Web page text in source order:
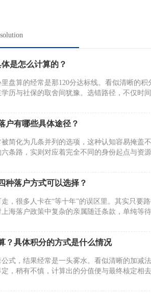
体是怎么计算的？
盘算的经常是那120分达标线。看似清晰的积
历与社保的取舍间犹豫。选错路径，不仅时
户有哪些具体途径？
简化为几条并列的选项，这种认知容易掩盖
条路，实则对应着完全不同的身份起点与资
种落户方式可以选择？
，很多人卡在“等十年”的误区里。其实只要路
海落户政策中复杂的亲属随迁条款，单纯等
？具体积分的方式是什么情况
式，结果经常是一头雾水。看似清晰的加减
，稍有不慎，计算出的分值便与最终核定相